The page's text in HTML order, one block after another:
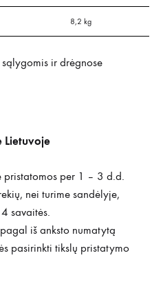
8,2 kg
ir drėgnose
Lietuvoje
pristatomos per 1 – 3 d.d.
nei turime sandėlyje,
savaitės.
iš anksto numatytą
pasirinkti tikslų pristatymo